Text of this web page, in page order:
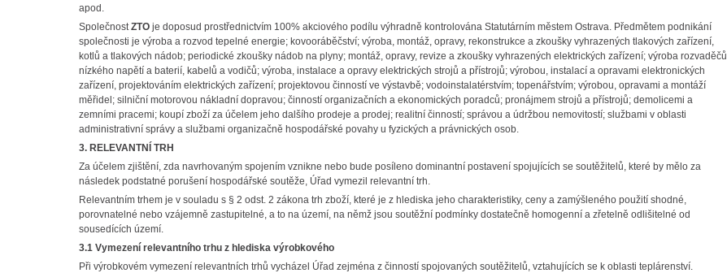
apod.
SpolečnostZTO je doposud prostřednictvím 100% akciového podílu výhradně kontrolována Statutárním městem Ostrava. Předmětem podnikání
společnosti je výroba a rozvod tepelné energie; kovooráběčství; výroba, montáž, opravy, rekonstrukce a zkoušky vyhrazených tlakových zařízení,
kotlů a tlakových nádob; periodické zkoušky nádob na plyny; montáž, opravy, revize a zkoušky vyhrazených elektrických zařízení; výroba rozvaděčů
nízkého napětí a baterií, kabelů a vodičů; výroba, instalace a opravy elektrických strojů a přístrojů; výrobou, instalací a opravami elektronických
zařízení, projektováním elektrických zařízení; projektovou činností ve výstavbě; vodoinstalatérstvím; topenářstvím; výrobou, opravami a montáží
měřidel; silniční motorovou nákladní dopravou; činností organizačních a ekonomických poradců; pronájmem strojů a přístrojů; demolicemi a
zemními pracemi; koupí zboží za účelem jeho dalšího prodeje a prodej; realitní činností; správou a údržbou nemovitostí; službami v oblasti
administrativní správy a službami organizačně hospodářské povahy u fyzických a právnických osob.
3. RELEVANTNÍ TRH
Za účelem zjištění, zda navrhovaným spojením vznikne nebo bude posíleno dominantní postavení spojujících se soutěžitelů, které by mělo za
následek podstatné porušení hospodářské soutěže, Úřad vymezil relevantní trh.
Relevantním trhem je v souladu s § 2 odst. 2 zákona trh zboží, které je z hlediska jeho charakteristiky, ceny a zamýšleného použití shodné,
porovnatelné nebo vzájemně zastupitelné, a to na území, na němž jsou soutěžní podmínky dostatečně homogenní a zřetelně odlišitelné od
sousedících území.
3.1 Vymezení relevantního trhu z hlediska výrobkového
Při výrobkovém vymezení relevantních trhů vycházel Úřad zejména z činností spojovaných soutěžitelů, vztahujících se k oblasti teplárenství.